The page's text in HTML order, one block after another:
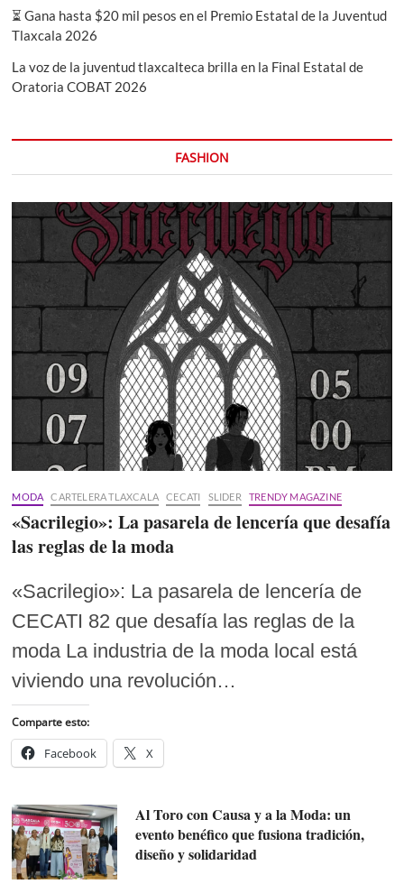
⏳ Gana hasta $20 mil pesos en el Premio Estatal de la Juventud
Tlaxcala 2026
La voz de la juventud tlaxcalteca brilla en la Final Estatal de
Oratoria COBAT 2026
FASHION
MODA CARTELERA TLAXCALA CECATI SLIDER TRENDY MAGAZINE
«Sacrilegio»: La pasarela de lencería que desafía
las reglas de la moda
«Sacrilegio»: La pasarela de lencería de
CECATI 82 que desafía las reglas de la
moda La industria de la moda local está
viviendo una revolución…
Comparte esto:
Facebook X
Al Toro con Causa y a la Moda: un
evento benéfico que fusiona tradición,
diseño y solidaridad